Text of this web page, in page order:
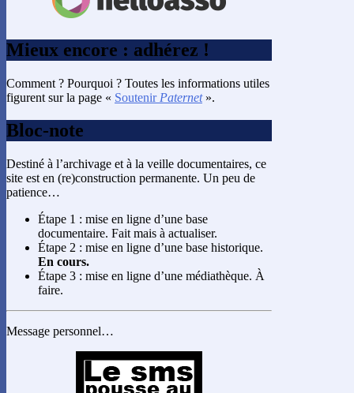
Mieux encore : adhérez !
Comment ? Pourquoi ? Toutes les informations utiles
figurent sur la page « Soutenir Paternet».
Bloc-note
Destiné à l’archivage et à la veille documentaires, ce
site est en (re)construction permanente. Un peu de
patience…
Étape 1 : mise en ligne d’une base
documentaire. Fait mais à actualiser.
Étape 2 : mise en ligne d’une base historique.
En cours.
Étape 3 : mise en ligne d’une médiathèque. À
faire.
Message personnel…